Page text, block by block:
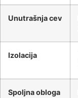
Unutrašnja cev
Izolacija
Spoljna obloga